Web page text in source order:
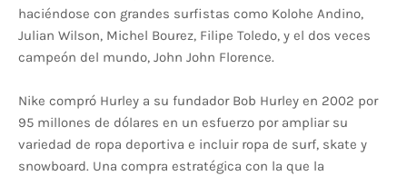
haciéndose con grandes surfistas como Kolohe Andino,
Julian Wilson, Michel Bourez, Filipe Toledo, y el dos veces
campeón del mundo, John John Florence.
Nike compró Hurley a su fundador Bob Hurley en 2002 por
95 millones de dólares en un esfuerzo por ampliar su
variedad de ropa deportiva e incluir ropa de surf, skate y
snowboard. Una compra estratégica con la que la